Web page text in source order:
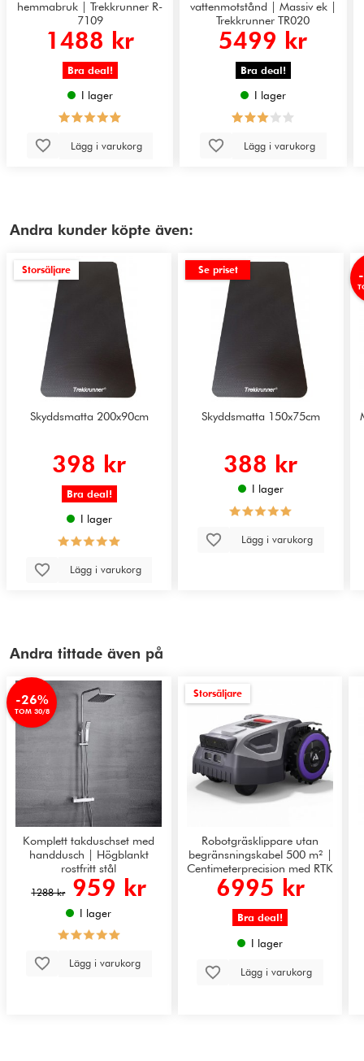
hemmabruk | Trekkrunner R-
7109
1488 kr
Bra deal!
I lager
Lägg i varukorg
vattenmotstånd | Massiv ek |
Trekkrunner TR020
5499 kr
Bra deal!
I lager
Lägg i varukorg
Andra kunder köpte även:
Storsäljare
Skyddsmatta 200x90cm
398 kr
Bra deal!
I lager
Lägg i varukorg
Se priset
Skyddsmatta 150x75cm
388 kr
I lager
Lägg i varukorg
Andra tittade även på
-26%
TOM 30/8
Komplett takduschset med
handdusch | Högblankt
rostfritt stål
1288 kr 959 kr
I lager
Lägg i varukorg
Storsäljare
Robotgräsklippare utan
begränsningskabel 500 m² |
Centimeterprecision med RTK
+ AI Vision | ANTHBOT M5
6995 kr
Bra deal!
I lager
Lägg i varukorg